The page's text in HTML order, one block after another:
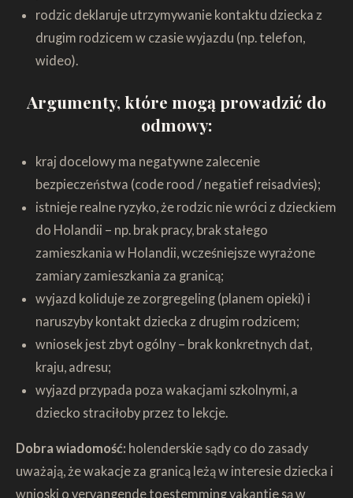
rodzic deklaruje utrzymywanie kontaktu dziecka z
drugim rodzicem w czasie wyjazdu (np. telefon,
wideo).
Argumenty, które mogą prowadzić do
odmowy:
kraj docelowy ma negatywne zalecenie
bezpieczeństwa (code rood / negatief reisadvies);
istnieje realne ryzyko, że rodzic nie wróci z dzieckiem
do Holandii – np. brak pracy, brak stałego
zamieszkania w Holandii, wcześniejsze wyrażone
zamiary zamieszkania za granicą;
wyjazd koliduje ze zorgregeling (planem opieki) i
naruszyby kontakt dziecka z drugim rodzicem;
wniosek jest zbyt ogólny – brak konkretnych dat,
kraju, adresu;
wyjazd przypada poza wakacjami szkolnymi, a
dziecko straciłoby przez to lekcje.
Dobra wiadomość: holenderskie sądy co do zasady
uważają, że wakacje za granicą leżą w interesie dziecka i
wnioski o vervangende toestemming vakantie są w